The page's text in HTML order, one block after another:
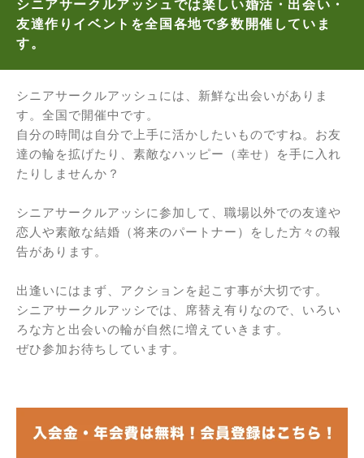
シニアサークルアッシュでは楽しい婚活・出会い・
友達作りイベントを全国各地で多数開催していま
す。
シニアサークルアッシュには、新鮮な出会いがありま
す。全国で開催中です。
自分の時間は自分で上手に活かしたいものですね。お友
達の輪を拡げたり、素敵なハッピー（幸せ）を手に入れ
たりしませんか？
シニアサークルアッシに参加して、職場以外での友達や
恋人や素敵な結婚（将来のパートナー）をした方々の報
告があります。
出逢いにはまず、アクションを起こす事が大切です。
シニアサークルアッシでは、席替え有りなので、いろい
ろな方と出会いの輪が自然に増えていきます。
ぜひ参加お待ちしています。